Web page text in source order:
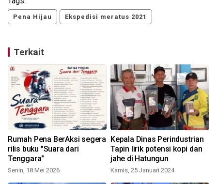
Pena Hijau Ekspedisi meratus 2021
Terkait
Rumah Pena BerAksi segera
rilis buku "Suara dari
Tenggara"
Senin, 18 Mei 2026
Kepala Dinas Perindustrian
Tapin lirik potensi kopi dan
jahe di Hatungun
Kamis, 25 Januari 2024